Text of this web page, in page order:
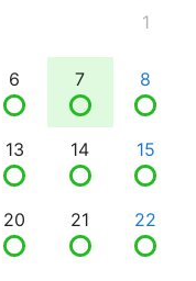
1
6 7 8
13 14 15
20 21 22